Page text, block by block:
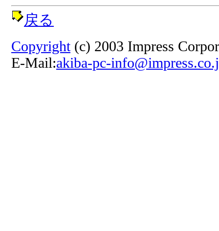
戻る
Copyright(c) 2003 Impress
E-Mail:akiba-pc-